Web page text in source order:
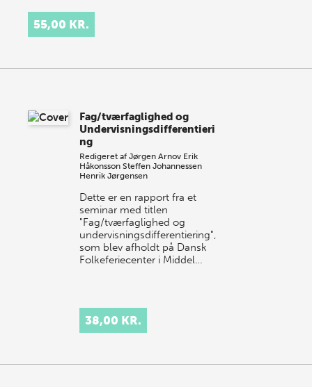
55,00 KR.
Fag/tværfaglighed og
Undervisningsdifferentieri
ng
Redigeret af Jørgen Arnov Erik
Håkonsson Steffen Johannessen
Henrik Jørgensen
Dette er en rapport fra et
seminar med titlen
"Fag/tværfaglighed og
undervisningsdifferentiering",
som blev afholdt på Dansk
Folkeferiecenter i Middel…
38,00 KR.